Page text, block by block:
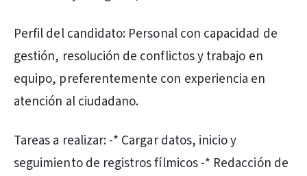
Perfil del candidato: Personal con capacidad de
gestión, resolución de conflictos y trabajo en
equipo, preferentemente con experiencia en
atención al ciudadano.
Tareas a realizar: -* Cargar datos, inicio y
seguimiento de registros fílmicos -* Redacción de